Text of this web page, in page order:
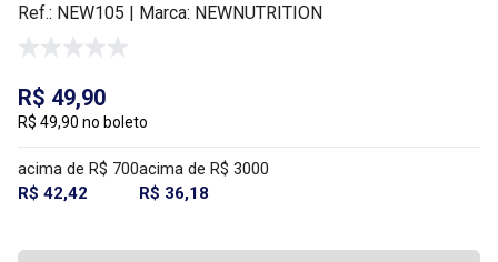
Ref.: NEW105 | Marca: NEWNUTRITION
R$ 49,90
R$ 49,90 no boleto
acima de R$ 700
R$ 42,42
acima de R$ 3000
R$ 36,18